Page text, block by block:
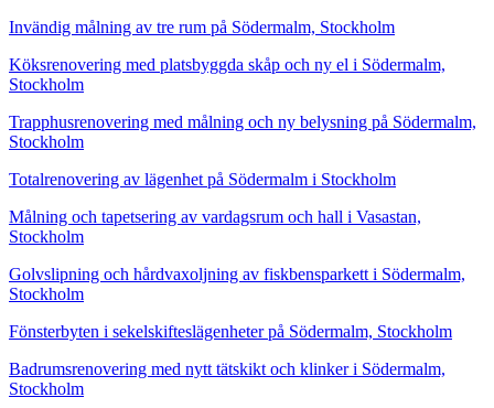
Invändig målning av tre rum på Södermalm, Stockholm
Köksrenovering med platsbyggda skåp och ny el i Södermalm,
Stockholm
Trapphusrenovering med målning och ny belysning på Södermalm,
Stockholm
Totalrenovering av lägenhet på Södermalm i Stockholm
Målning och tapetsering av vardagsrum och hall i Vasastan,
Stockholm
Golvslipning och hårdvaxoljning av fiskbensparkett i Södermalm,
Stockholm
Fönsterbyten i sekelskifteslägenheter på Södermalm, Stockholm
Badrumsrenovering med nytt tätskikt och klinker i Södermalm,
Stockholm